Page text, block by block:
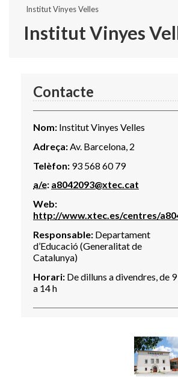
Institut Vinyes Velles
Institut Vinyes
Contacte
Nom: Institut Vinyes Velles
Adreça:Av. Barcelona, 2
Telèfon: 93 568 60 79
a/e: a8042093@xtec.cat
Web:
http://www.xtec.es/centres/
Responsable: Departament
d’Educació (Generalitat de
Catalunya)
Horari: De dilluns a divendres, de 9
a 14 h